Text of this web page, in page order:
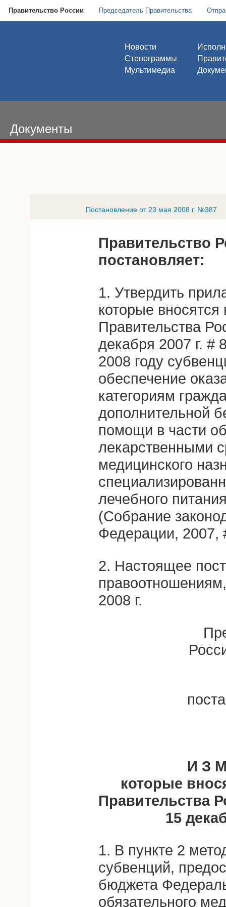
Правительство России Председатель Правительства
Новости
Стенограммы
Мультимедиа
Документы
Постановление от 23 мая 2008 г. №387
Правительство
постановляет:
1. Утвердить
которые
Правительства
декабря 2007 г. #
2008 году
обеспечение
категориям
дополнительной
помощи в части
лекарственными
медицинского
лечебного
(Собрание
Федерации, 2007,
2. Настоящее
2008 г.
И З
которые
Правительства
15
1. В пункте 2
субвенций,
бюджета
обязательного